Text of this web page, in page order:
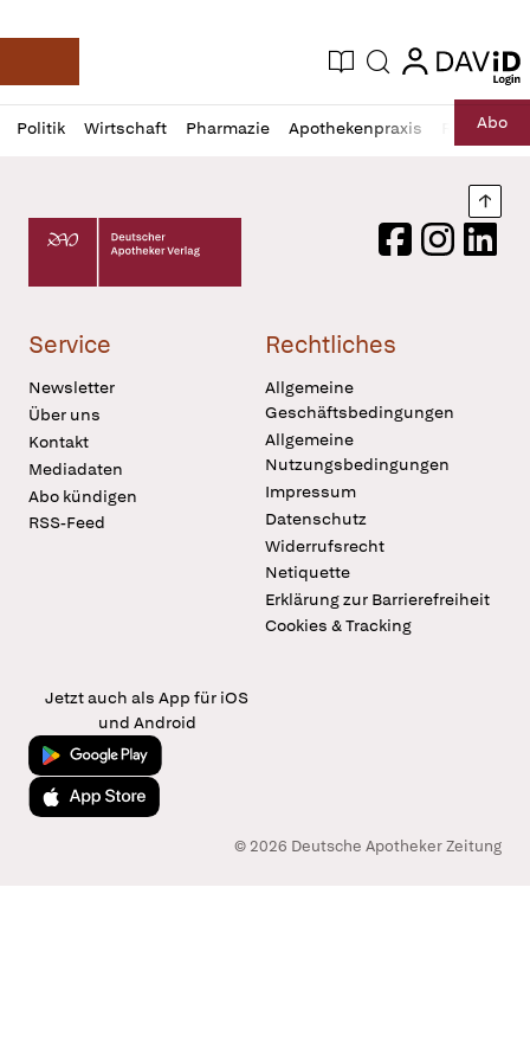
Deutsche Apotheker Zeitung
Aktuelle Ausgabe
Suche login
login
Politik Wirtschaft Pharmazie Apothekenpraxis RechtAbo
Profil
öffnen
Daz
Pur
Deutscher Apotheker Verlag Logo
FacebookInstagram
Service
Newsletter
Über uns
Kontakt
Mediadaten
Abo kündigen
RSS-Feed
Rechtliches
Allgemeine
Geschäftsbedingungen
Allgemeine
Nutzungsbedingungen
Impressum
Datenschutz
Widerrufsrecht
Netiquette
Erklärung zur Barrierefreiheit
Cookies & Tracking
Jetzt auch als App für iOS
und Android
Jetzt bei Google Play
Laden im App Store
© 2026 Deutsche Apotheker Zeitung